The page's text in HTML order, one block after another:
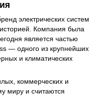
электрических систем
Компания была
является частью
— одного из крупнейших
и климатических
коммерческих и
миру и считаются